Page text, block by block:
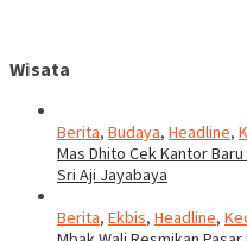
Wisata
Berita, Budaya, Headline,
Mas Dhito Cek Kantor
Sri Aji Jayabaya
Berita, Ekbis, Headline,